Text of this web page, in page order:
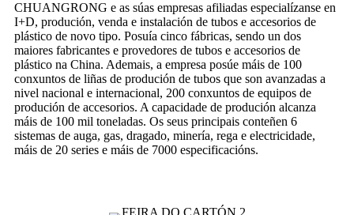
CHUANGRONG e as súas empresas afiliadas especialízanse en
I+D, produción, venda e instalación de tubos e accesorios de
plástico de novo tipo. Posuía cinco fábricas, sendo un dos
maiores fabricantes e provedores de tubos e accesorios de
plástico na China. Ademais, a empresa posúe máis de 100
conxuntos de liñas de produción de tubos que son avanzadas a
nivel nacional e internacional, 200 conxuntos de equipos de
produción de accesorios. A capacidade de produción alcanza
máis de 100 mil toneladas. Os seus principais conteñen 6
sistemas de auga, gas, dragado, minería, rega e electricidade,
máis de 20 series e máis de 7000 especificacións.